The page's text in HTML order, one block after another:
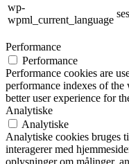
wp-
wpml_current_language
Performance
Performance
Performance cookies are
performance indexes of
better user experience for
Analytiske
Analytiske
Analytiske cookies bruges
interagerer med
oplysninger om målinger,